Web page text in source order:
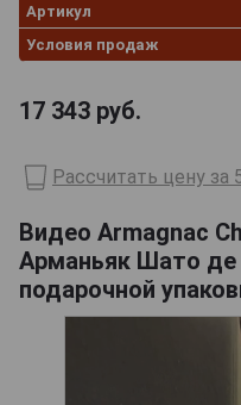
Артикул
Условия продаж
17 343 руб.
Рассчитать цену за
Видео Armagnac
Арманьяк Шато де
подарочной